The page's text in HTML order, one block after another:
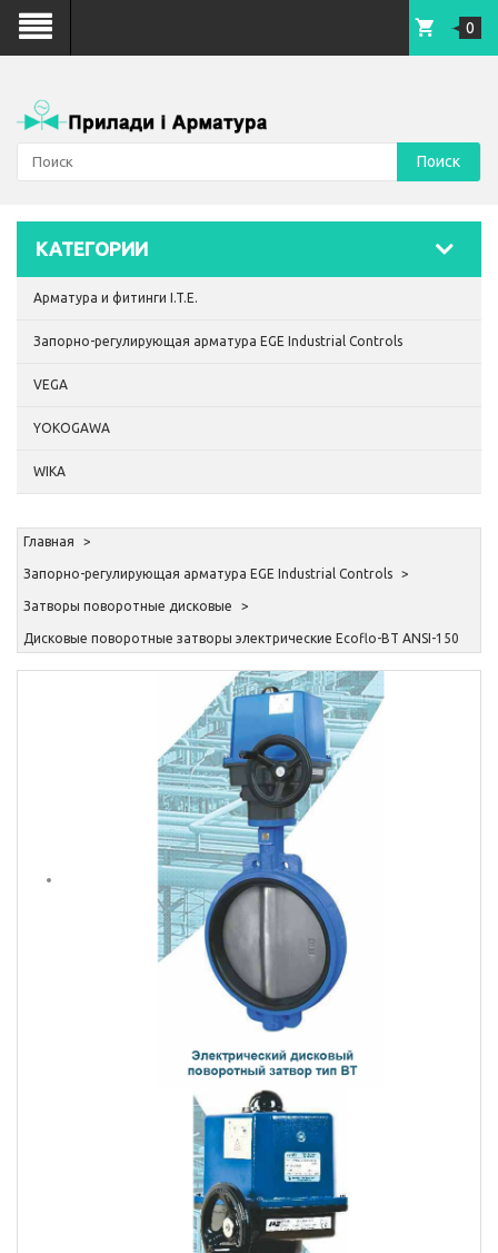
Поиск
0
КАТЕГОРИИ
Арматура и фитинги I.T.E.
Запорно-регулирующая арматура EGE Industrial Controls
VEGA
YOKOGAWA
WIKA
Главная
Запорно-регулирующая арматура EGE Industrial Controls
Затворы поворотные дисковые
Дисковые поворотные затворы электрические Ecoflo-BT ANSI-150